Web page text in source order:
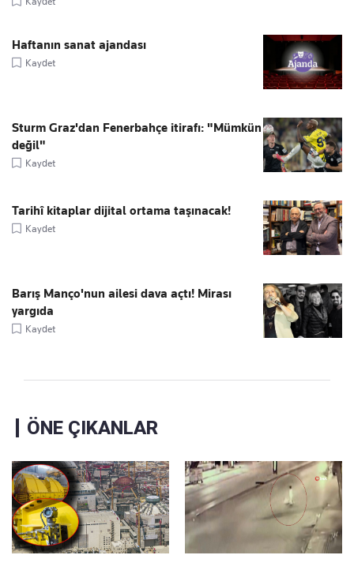
Haftanın sanat ajandası
Kaydet
Sturm Graz'dan Fenerbahçe itirafı: "Mümkün
değil"
Kaydet
Tarihî kitaplar dijital ortama taşınacak!
Kaydet
Barış Manço'nun ailesi dava açtı! Mirası
yargıda
Kaydet
ÖNE ÇIKANLAR